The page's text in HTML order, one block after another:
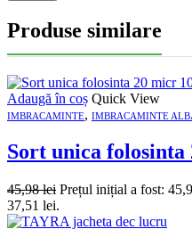
Produse similare
Adaugă în coș Quick View
IMBRACAMINTE, IMBRACAMINTE
Sort unica folosinta
45,98lei Prețul inițial a fost:
37,51 lei.